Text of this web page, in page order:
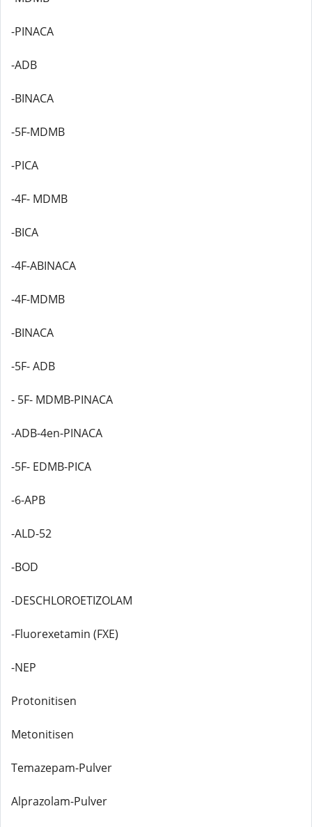
-PINACA
-ADB
-BINACA
-5F-MDMB
-PICA
-4F- MDMB
-BICA
-4F-ABINACA
-4F-MDMB
-BINACA
-5F- ADB
- 5F- MDMB-PINACA
-ADB-4en-PINACA
-5F- EDMB-PICA
-6-APB
-ALD-52
-BOD
-DESCHLOROETIZOLAM
-Fluorexetamin (FXE)
-NEP
Protonitisen
Metonitisen
Temazepam-Pulver
Alprazolam-Pulver